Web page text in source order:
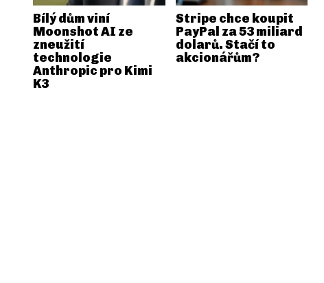
Bílý dům viní
Moonshot AI ze
zneužití
technologie
Anthropic pro Kimi
K3
Stripe chce koupit
PayPal za 53 miliard
dolarů. Stačí to
akcionářům?